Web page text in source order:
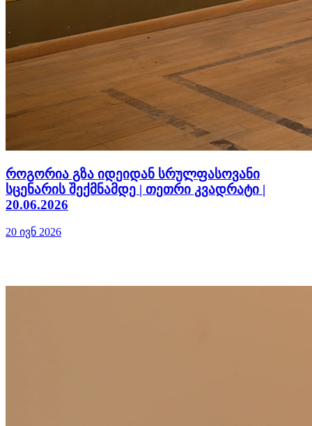
როგორია გზა იდეიდან სრულფასოვანი
სცენარის შექმნამდე | თეთრი კვადრატი |
20.06.2026
20 ივნ 2026